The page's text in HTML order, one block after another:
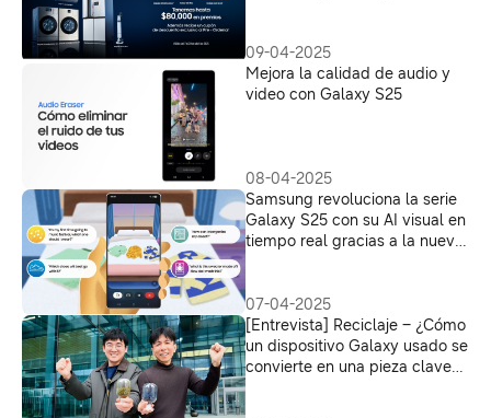
09-04-2025
Mejora la calidad de audio y
video con Galaxy S25
08-04-2025
Samsung revoluciona la serie
Galaxy S25 con su AI visual en
tiempo real gracias a la nueva
07-04-2025
[Entrevista] Reciclaje – ¿Cómo
un dispositivo Galaxy usado se
convierte en una pieza clave